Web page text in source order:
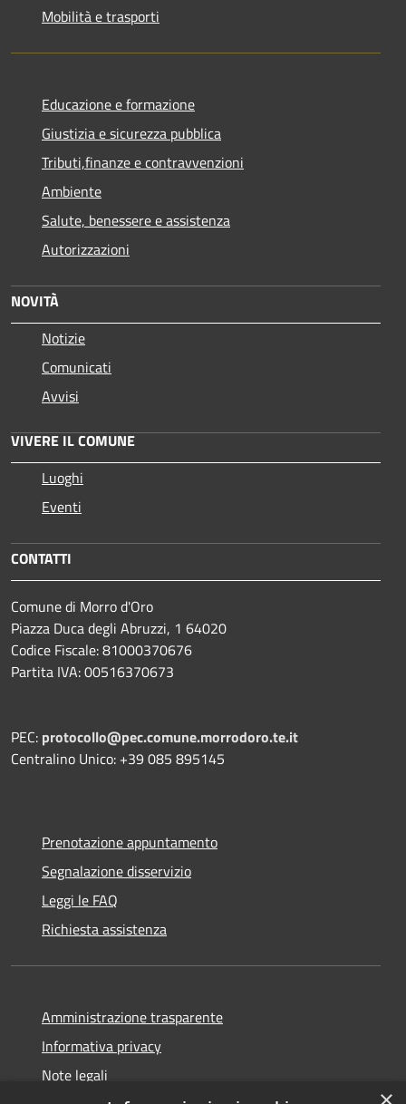
Mobilità e trasporti
Educazione e formazione
Giustizia e sicurezza pubblica
Tributi,finanze e contravvenzioni
Ambiente
Salute, benessere e assistenza
Autorizzazioni
NOVITÀ
Notizie
Comunicati
Avvisi
VIVERE IL COMUNE
Luoghi
Eventi
CONTATTI
Comune di Morro d'Oro
Piazza Duca degli Abruzzi, 1 64020
Codice Fiscale: 81000370676
Partita IVA: 00516370673
PEC: protocollo@pec.comune.morrodoro.te.it
Centralino Unico: +39 085 895145
Prenotazione appuntamento
Segnalazione disservizio
Leggi le FAQ
Richiesta assistenza
Amministrazione trasparente
Informativa privacy
Note legali